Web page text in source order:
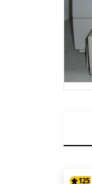
125